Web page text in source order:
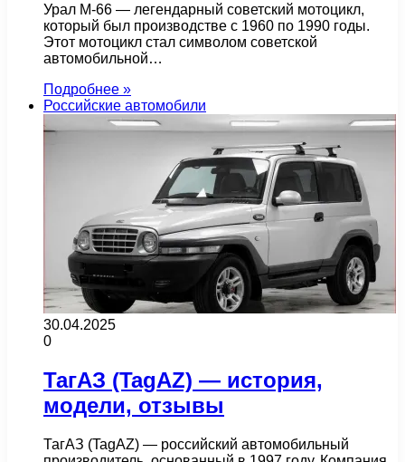
Урал М-66 — легендарный советский мотоцикл,
который был производстве с 1960 по 1990 годы.
Этот мотоцикл стал символом советской
автомобильной…
Подробнее »
Российские автомобили
30.04.2025
0
ТагАЗ (TagAZ) — история,
модели, отзывы
ТагАЗ (TagAZ) — российский автомобильный